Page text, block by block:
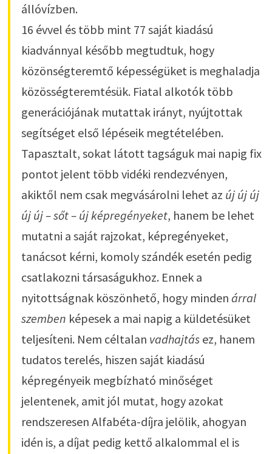
állóvízben.
16 évvel és több mint 77 saját kiadású
kiadvánnyal később megtudtuk, hogy
közönségteremtő képességüket is meghaladja
közösségteremtésük. Fiatal alkotók több
generációjának mutattak irányt, nyújtottak
segítséget első lépéseik megtételében.
Tapasztalt, sokat látott tagságuk mai napig fix
pontot jelent több vidéki rendezvényen,
akiktől nem csak megvásárolni lehet az új új új
új új – sőt – új képregényeket, hanem be lehet
mutatni a saját rajzokat, képregényeket,
tanácsot kérni, komoly szándék esetén pedig
csatlakozni társaságukhoz. Ennek a
nyitottságnak köszönhető, hogy minden árral
szemben képesek a mai napig a küldetésüket
teljesíteni. Nem céltalan vadhajtásez, hanem
tudatos terelés, hiszen saját kiadású
képregényeik megbízható minőséget
jelentenek, amit jól mutat, hogy azokat
rendszeresen Alfabéta-díjra jelölik, ahogyan
idén is, a díjat pedig kettő alkalommal el is